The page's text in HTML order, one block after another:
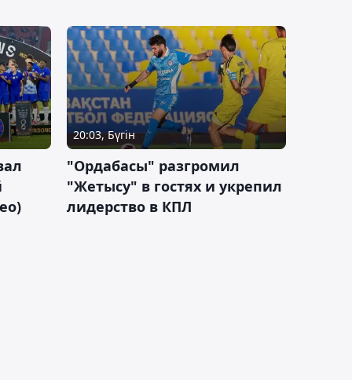
20:03, Бүгін
"Ордабасы" разгромил
"Жетысу" в гостях и укрепил
лидерство в КПЛ